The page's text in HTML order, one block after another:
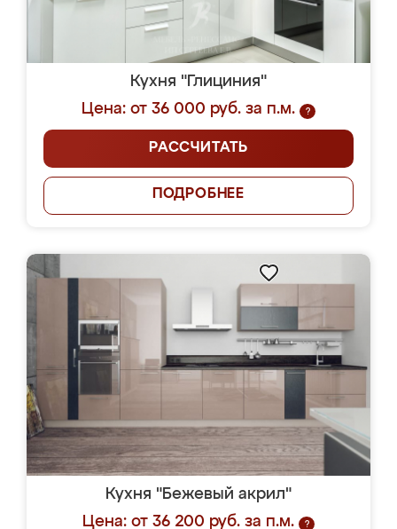
Кухня "Глициния"
Цена: от 36 000 руб. за п.м.
?
РАССЧИТАТЬ
ПОДРОБНЕЕ
Кухня "Бежевый акрил"
Цена: от 36 200 руб. за п.м.
?